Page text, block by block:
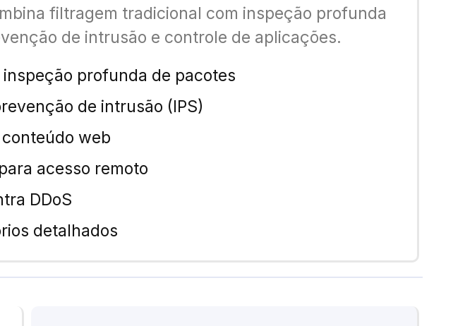
filtragem tradicional com inspeção profunda
de intrusão e controle de aplicações.
profunda de pacotes
de intrusão (IPS)
web
acesso remoto
DDoS
detalhados